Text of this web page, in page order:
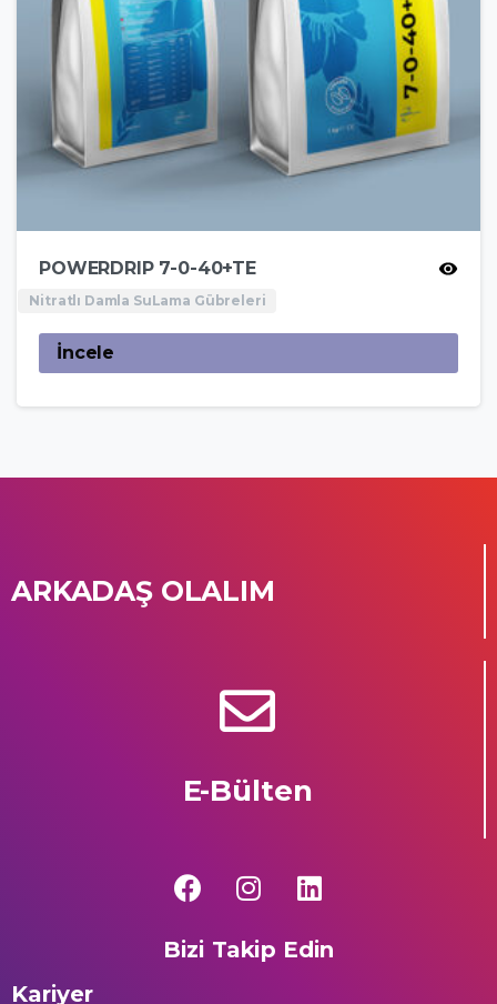
POWERDRIP 7-0-40+TE
Nitratlı Damla SuLama Gübreleri
İncele
ARKADAŞ OLALIM
E-Bülten
Bizi Takip Edin
Kariyer